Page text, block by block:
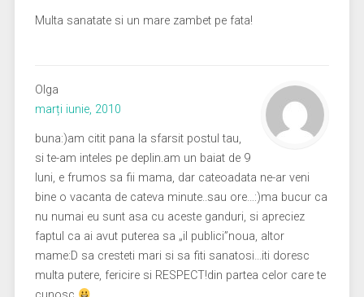
Multa sanatate si un mare zambet pe fata!
Olga
marți iunie, 2010
buna:)am citit pana la sfarsit postul tau,
si te-am inteles pe deplin.am un baiat de 9
luni, e frumos sa fii mama, dar cateoadata ne-ar veni
bine o vacanta de cateva minute..sau ore…:)ma bucur ca
nu numai eu sunt asa cu aceste ganduri, si apreciez
faptul ca ai avut puterea sa „il publici”noua, altor
mame:D sa cresteti mari si sa fiti sanatosi…iti doresc
multa putere, fericire si RESPECT!din partea celor care te